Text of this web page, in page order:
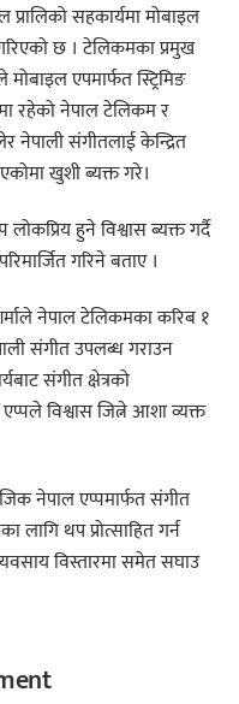
सहकार्यमा मोबाइल
छ । टेलिकमका प्रमुख
एपमार्फत स्ट्रिमिङ
रहेको नेपाल टेलिकम र
नेपाली संगीतलाई केन्द्रित
खुशी ब्यक्त गरे।
हुने विश्वास ब्यक्त गर्दै
गरिने बताए ।
नेपाल टेलिकमका करिब १
संगीत उपलब्ध गराउन
संगीत क्षेत्रको
विश्वास जित्ने आशा व्यक्त
नेपाल एप्पमार्फत संगीत
लागि थप प्रोत्साहित गर्न
विस्तारमा समेत सघाउ